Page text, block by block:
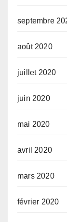
septembre
août 2020
juillet 2020
juin 2020
mai 2020
avril 2020
mars 2020
février 2020